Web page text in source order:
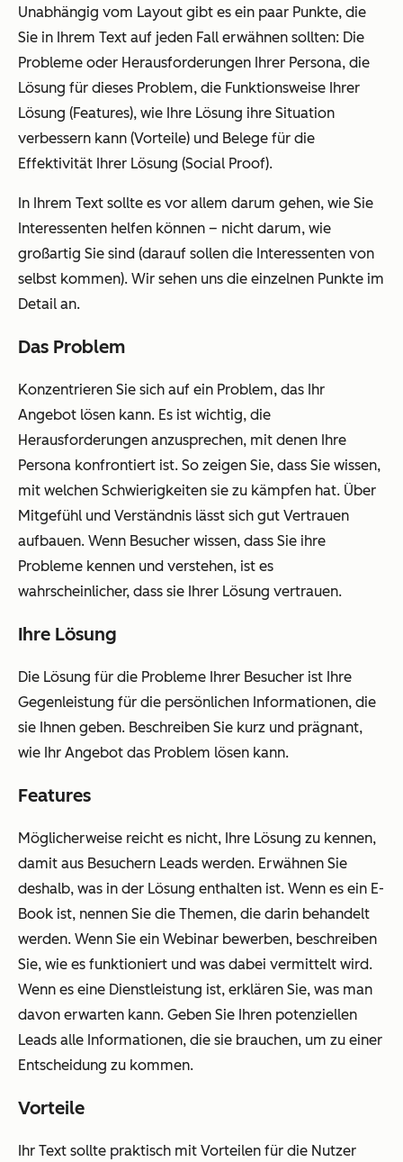
Unabhängig vom Layout gibt es ein paar Punkte, die
Sie in Ihrem Text auf jeden Fall erwähnen sollten: Die
Probleme oder Herausforderungen Ihrer Persona, die
Lösung für dieses Problem, die Funktionsweise Ihrer
Lösung (Features), wie Ihre Lösung ihre Situation
verbessern kann (Vorteile) und Belege für die
Effektivität Ihrer Lösung (Social Proof).
In Ihrem Text sollte es vor allem darum gehen, wie Sie
Interessenten helfen können – nicht darum, wie
großartig Sie sind (darauf sollen die Interessenten von
selbst kommen). Wir sehen uns die einzelnen Punkte im
Detail an.
Das Problem
Konzentrieren Sie sich auf ein Problem, das Ihr
Angebot lösen kann. Es ist wichtig, die
Herausforderungen anzusprechen, mit denen Ihre
Persona konfrontiert ist. So zeigen Sie, dass Sie wissen,
mit welchen Schwierigkeiten sie zu kämpfen hat. Über
Mitgefühl und Verständnis lässt sich gut Vertrauen
aufbauen. Wenn Besucher wissen, dass Sie ihre
Probleme kennen und verstehen, ist es
wahrscheinlicher, dass sie Ihrer Lösung vertrauen.
Ihre Lösung
Die Lösung für die Probleme Ihrer Besucher ist Ihre
Gegenleistung für die persönlichen Informationen, die
sie Ihnen geben. Beschreiben Sie kurz und prägnant,
wie Ihr Angebot das Problem lösen kann.
Features
Möglicherweise reicht es nicht, Ihre Lösung zu kennen,
damit aus Besuchern Leads werden. Erwähnen Sie
deshalb, was in der Lösung enthalten ist. Wenn es ein E-
Book ist, nennen Sie die Themen, die darin behandelt
werden. Wenn Sie ein Webinar bewerben, beschreiben
Sie, wie es funktioniert und was dabei vermittelt wird.
Wenn es eine Dienstleistung ist, erklären Sie, was man
davon erwarten kann. Geben Sie Ihren potenziellen
Leads alle Informationen, die sie brauchen, um zu einer
Entscheidung zu kommen.
Vorteile
Ihr Text sollte praktisch mit Vorteilen für die Nutzer